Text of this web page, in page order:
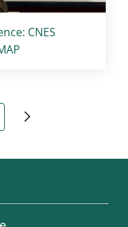
CNES
attualePagina successiva